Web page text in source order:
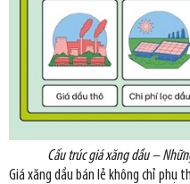
Cấu trúc giá xăng dầu –
Giá xăng dầu bán lẻ không chỉ phụ